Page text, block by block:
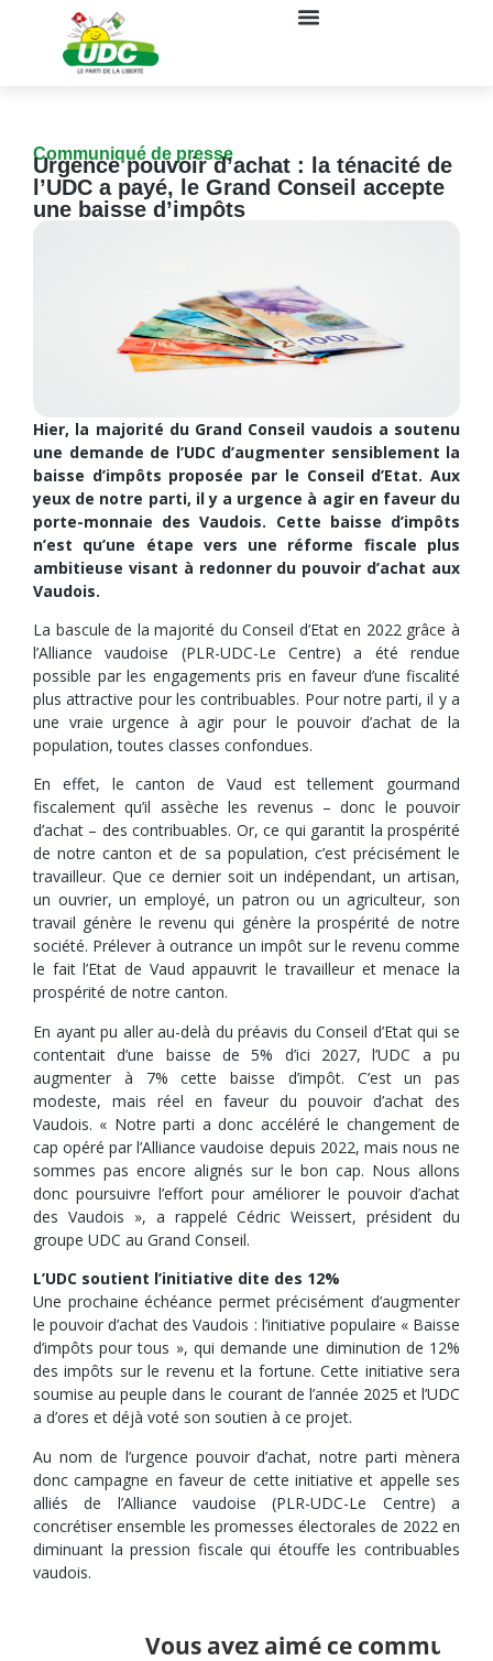
Communiqué de presse
Urgence pouvoir d’achat : la ténacité de
l’UDC a payé, le Grand Conseil accepte
une baisse d’impôts
Hier, la majorité du Grand Conseil vaudois a soutenu
une demande de l’UDC d’augmenter sensiblement la
baisse d’impôts proposée par le Conseil d’Etat. Aux
yeux de notre parti, il y a urgence à agir en faveur du
porte-monnaie des Vaudois. Cette baisse d’impôts
n’est qu’une étape vers une réforme fiscale plus
ambitieuse visant à redonner du pouvoir d’achat aux
Vaudois.
La bascule de la majorité du Conseil d’Etat en 2022 grâce à
l’Alliance vaudoise (PLR-UDC-Le Centre) a été rendue
possible par les engagements pris en faveur d’une fiscalité
plus attractive pour les contribuables. Pour notre parti, il y a
une vraie urgence à agir pour le pouvoir d’achat de la
population, toutes classes confondues.
En effet, le canton de Vaud est tellement gourmand
fiscalement qu’il assèche les revenus – donc le pouvoir
d’achat – des contribuables. Or, ce qui garantit la prospérité
de notre canton et de sa population, c’est précisément le
travailleur. Que ce dernier soit un indépendant, un artisan,
un ouvrier, un employé, un patron ou un agriculteur, son
travail génère le revenu qui génère la prospérité de notre
société. Prélever à outrance un impôt sur le revenu comme
le fait l’Etat de Vaud appauvrit le travailleur et menace la
prospérité de notre canton.
En ayant pu aller au-delà du préavis du Conseil d’Etat qui se
contentait d’une baisse de 5% d’ici 2027, l’UDC a pu
augmenter à 7% cette baisse d’impôt. C’est un pas
modeste, mais réel en faveur du pouvoir d’achat des
Vaudois. « Notre parti a donc accéléré le changement de
cap opéré par l’Alliance vaudoise depuis 2022, mais nous ne
sommes pas encore alignés sur le bon cap. Nous allons
donc poursuivre l’effort pour améliorer le pouvoir d’achat
des Vaudois », a rappelé Cédric Weissert, président du
groupe UDC au Grand Conseil.
L’UDC soutient l’initiative dite des 12%
Une prochaine échéance permet précisément d’augmenter
le pouvoir d’achat des Vaudois : l’initiative populaire « Baisse
d’impôts pour tous », qui demande une diminution de 12%
des impôts sur le revenu et la fortune. Cette initiative sera
soumise au peuple dans le courant de l’année 2025 et l’UDC
a d’ores et déjà voté son soutien à ce projet.
Au nom de l’urgence pouvoir d’achat, notre parti mènera
donc campagne en faveur de cette initiative et appelle ses
alliés de l’Alliance vaudoise (PLR-UDC-Le Centre) a
concrétiser ensemble les promesses électorales de 2022 en
diminuant la pression fiscale qui étouffe les contribuables
vaudois.